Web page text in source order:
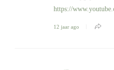
https://
12 jaar ago